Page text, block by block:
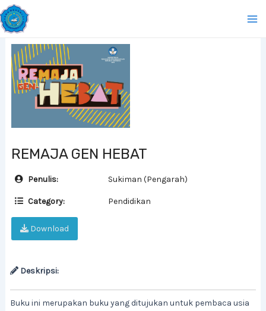
Lewati
ke
konten
REMAJA GEN HEBAT
Penulis: Sukiman (Pengarah)
Category: Pendidikan
Download
Deskripsi:
Buku ini merupakan buku yang ditujukan untuk pembaca usia